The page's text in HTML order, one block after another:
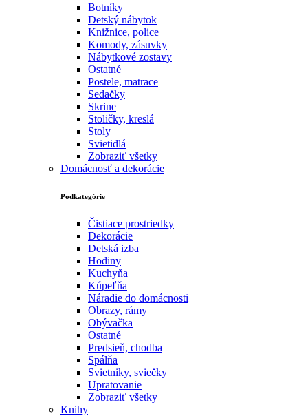
Botníky
Detský nábytok
Knižnice, police
Komody, zásuvky
Nábytkové zostavy
Ostatné
Postele, matrace
Sedačky
Skrine
Stoličky, kreslá
Stoly
Svietidlá
Zobraziť všetky
Domácnosť a dekorácie
Podkategórie
Čistiace prostriedky
Dekorácie
Detská izba
Hodiny
Kuchyňa
Kúpeľňa
Náradie do domácnosti
Obrazy, rámy
Obývačka
Ostatné
Predsieň, chodba
Spálňa
Svietniky, sviečky
Upratovanie
Zobraziť všetky
Knihy